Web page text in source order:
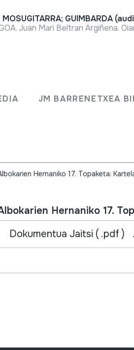
JM BARRENETXEA
MOSUGITARRA; GUIMBARDA
Juan Mari Beltran Argiñena.
larunbat goizean alboka
Hernaniko 17. Topaketa:
Hernaniko 17.
Dokumentua Jaitsi ( .pdf )